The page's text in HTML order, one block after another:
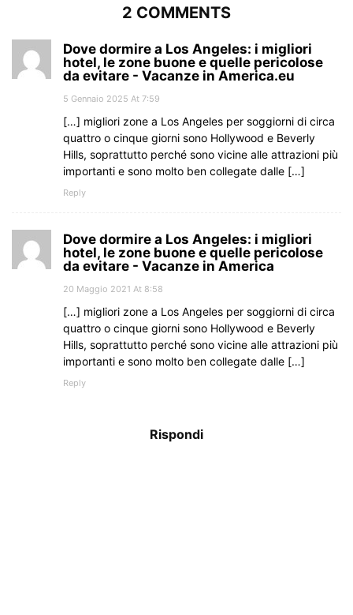
2 COMMENTS
Dove dormire a Los Angeles: i migliori
hotel, le zone buone e quelle pericolose
da evitare - Vacanze in America.eu
5 Gennaio 2025 At 7:59
[…] migliori zone a Los Angeles per soggiorni di circa
quattro o cinque giorni sono Hollywood e Beverly
Hills, soprattutto perché sono vicine alle attrazioni più
importanti e sono molto ben collegate dalle […]
Reply
Dove dormire a Los Angeles: i migliori
hotel, le zone buone e quelle pericolose
da evitare - Vacanze in America
20 Maggio 2021 At 8:58
[…] migliori zone a Los Angeles per soggiorni di circa
quattro o cinque giorni sono Hollywood e Beverly
Hills, soprattutto perché sono vicine alle attrazioni più
importanti e sono molto ben collegate dalle […]
Reply
Rispondi